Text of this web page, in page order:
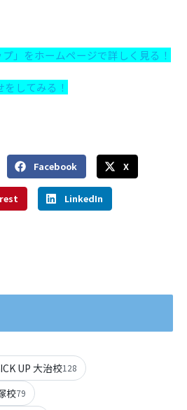
」をホームページで詳しく見る！
してみる！
Facebook X
LinkedIn
UP 大治校128
校79